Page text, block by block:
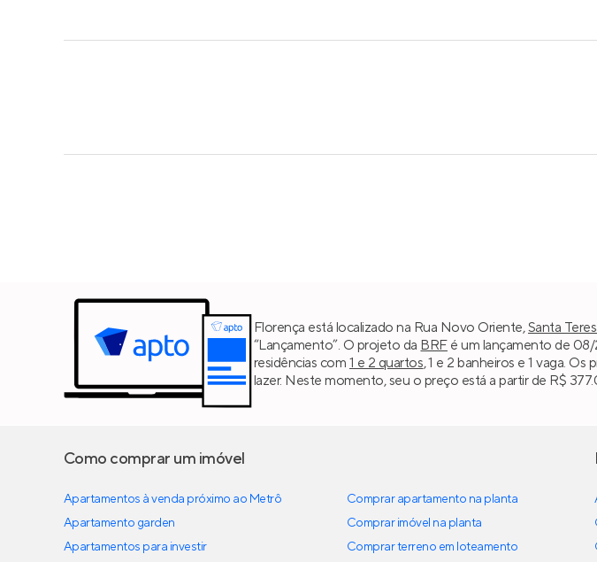
Florença está localizado na Rua Novo Oriente,Santa
“Lançamento”. O projeto da BRFé um lançamento de 08/
residências com 1 e 2 quartos, 1 e 2 banheiros e 1 vaga.
lazer. Neste momento, seu o preço está a partir de R$
Como comprar um imóvel
Apartamentos à venda próximo ao Metrô
Apartamento garden
Apartamentos para investir
Comprar apartamento na planta
Comprar imóvel na planta
Comprar terreno em loteamento